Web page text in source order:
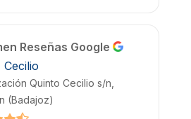
Reseñas Google
Cecilio
Quinto Cecilio s/n,
(Badajoz)